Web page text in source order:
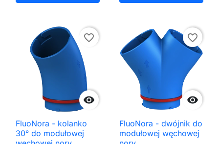

favorite_border
FluoNora - kolanko
30° do modułowej

favorite_border
FluoNora - dwójnik do
modułowej węchowej